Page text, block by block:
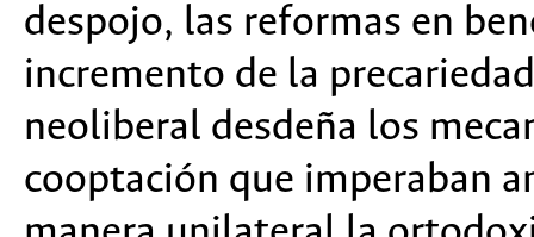
despojo, las reformas en
incremento de la
neoliberal desdeña los
cooptación que imperaban